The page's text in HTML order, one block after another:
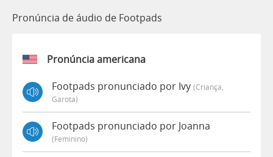
Pronúncia de áudio de Footpads
Pronúncia americana
Footpads pronunciado por Ivy (criança,
Garota)
Footpads pronunciado por Joanna
(feminino)